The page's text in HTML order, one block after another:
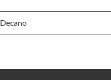
Decano